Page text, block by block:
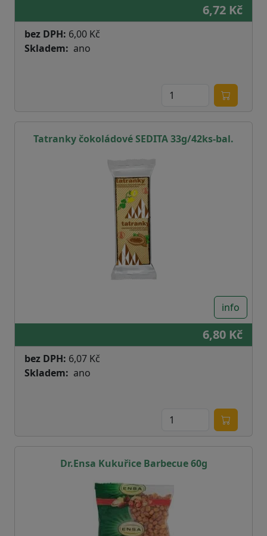
6,72 Kč
bez DPH: 6,00 Kč
Skladem
ano
Tatranky čokoládové SEDITA 33g/42ks-bal.
info
6,80 Kč
bez DPH: 6,07 Kč
Skladem
ano
Dr.Ensa Kukuřice Barbecue 60g